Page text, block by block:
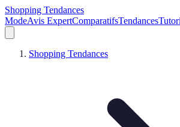
Shopping Tendances
ModeAvis ExpertComparatifsTendances
Shopping Tendances